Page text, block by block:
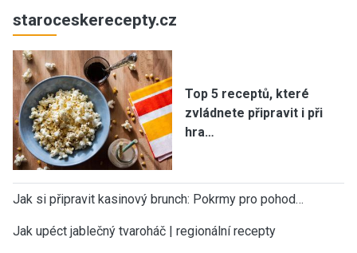
staroceskerecepty.cz
Top 5 receptů, které
zvládnete připravit i při
hra…
Jak si připravit kasinový brunch: Pokrmy pro pohod…
Jak upéct jablečný tvaroháč | regionální recepty